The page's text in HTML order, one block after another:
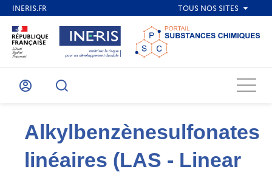
Mon
Recherche
Menu
Alkylbenzènesulfonates
linéaires (LAS - Linear